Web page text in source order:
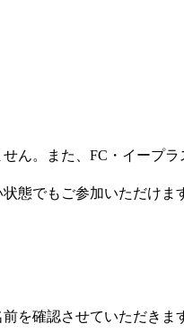
ん。また、FC・イープラ
態でもご参加いただけま
を確認させていただきま